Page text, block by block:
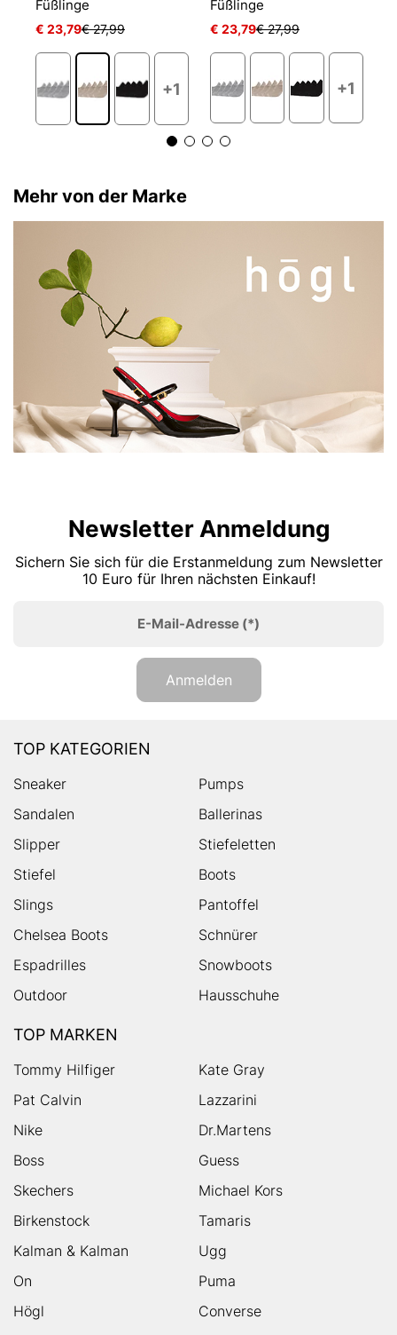
Füßlinge
€ 23,79€ 27,99
+1
Füßlinge
€ 23,79€ 27,99
+1
Mehr von der Marke
Newsletter Anmeldung
Sichern Sie sich für die Erstanmeldung zum Newsletter
10 Euro für Ihren nächsten Einkauf!
E-Mail-Adresse (*)
Anmelden
TOP KATEGORIEN
Sneaker
Pumps
Sandalen
Ballerinas
Slipper
Stiefeletten
Stiefel
Boots
Slings
Pantoffel
Chelsea Boots
Schnürer
Espadrilles
Snowboots
Outdoor
Hausschuhe
TOP MARKEN
Tommy Hilfiger
Kate Gray
Pat Calvin
Lazzarini
Nike
Dr.Martens
Boss
Guess
Skechers
Michael Kors
Birkenstock
Tamaris
Kalman & Kalman
Ugg
On
Puma
Högl
Converse